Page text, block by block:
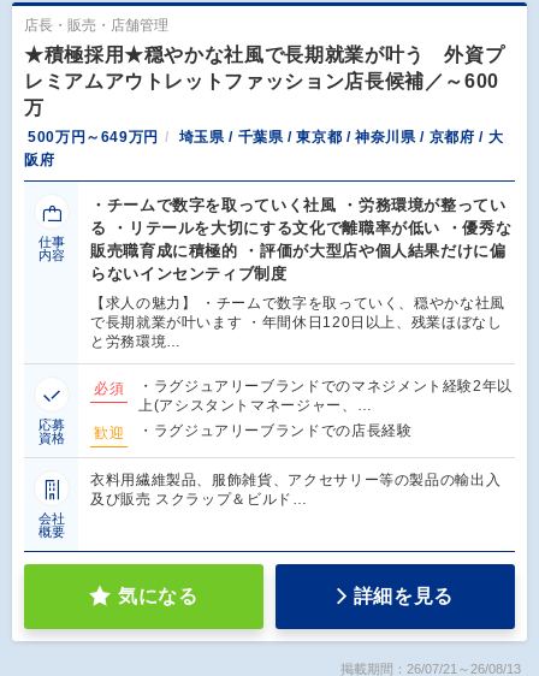
店長・販売・店舗管理
★積極採用★穏やかな社風で長期就業が叶う 外資プ
レミアムアウトレットファッション店長候補／～600
万
500万円～649万円
埼玉県 / 千葉県 / 東京都 / 神奈川県 / 京都府 / 大
阪府
仕事
内容
・チームで数字を取っていく社風 ・労務環境が整ってい
る ・リテールを大切にする文化で離職率が低い ・優秀な
販売職育成に積極的 ・評価が大型店や個人結果だけに偏
らないインセンティブ制度
【求人の魅力】 ・チームで数字を取っていく、穏やかな社風
で長期就業が叶います ・年間休日120日以上、残業ほぼなし
と労務環境…
応募
資格
必須
・ラグジュアリーブランドでのマネジメント経験2年以
上(アシスタントマネージャー、…
歓迎
・ラグジュアリーブランドでの店長経験
会社
概要
衣料用繊維製品、服飾雑貨、アクセサリー等の製品の輸出入
及び販売 スクラップ＆ビルド…
気になる 詳細を見る
掲載期間：26/07/21～26/08/13